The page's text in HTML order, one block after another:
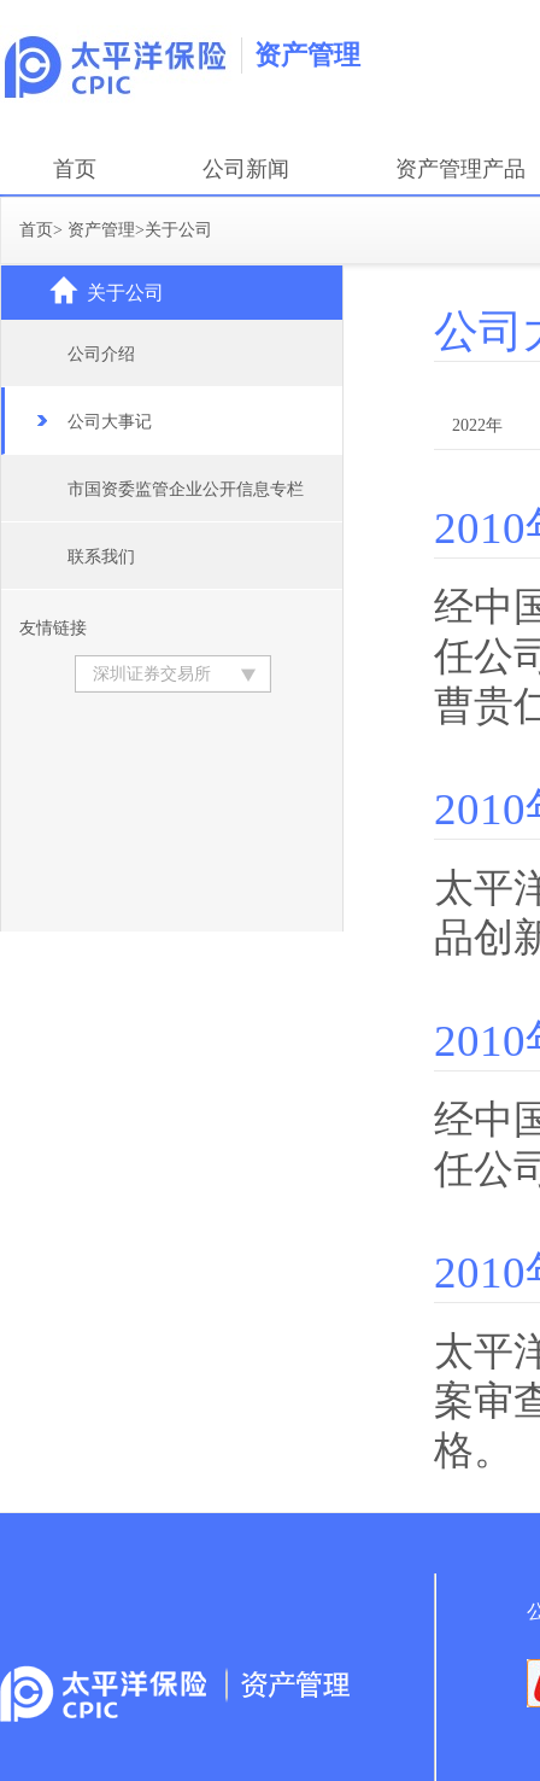
资产管理
首页 公司新闻 资产管理产品
首页> 资产管理>关于公司
关于公司
公司介绍
公司大事记
市国资委监管企业公开信息专栏
联系我们
友情链接
深圳证券交易所
公司
2022年
经中
任公
曹贵
太平
品创
经中
任公
太平
案审
格。